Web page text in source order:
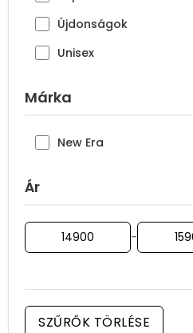
Újdonságok
Unisex
Márka
New Era
Ár
-
SZŰRŐK TÖRLÉSE